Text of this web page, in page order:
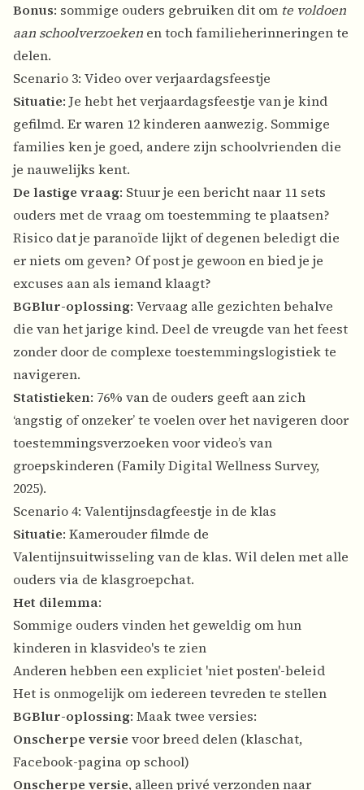
Bonus: sommige ouders gebruiken dit om te voldoen
aan schoolverzoeken en toch familieherinneringen te
delen.
Scenario 3: Video over verjaardagsfeestje
Situatie: Je hebt het verjaardagsfeestje van je kind
gefilmd. Er waren 12 kinderen aanwezig. Sommige
families ken je goed, andere zijn schoolvrienden die
je nauwelijks kent.
De lastige vraag: Stuur je een bericht naar 11 sets
ouders met de vraag om toestemming te plaatsen?
Risico dat je paranoïde lijkt of degenen beledigt die
er niets om geven? Of post je gewoon en bied je je
excuses aan als iemand klaagt?
BGBlur-oplossing: Vervaag alle gezichten behalve
die van het jarige kind. Deel de vreugde van het feest
zonder door de complexe toestemmingslogistiek te
navigeren.
Statistieken: 76% van de ouders geeft aan zich
‘angstig of onzeker’ te voelen over het navigeren door
toestemmingsverzoeken voor video’s van
groepskinderen (Family Digital Wellness Survey,
2025).
Scenario 4: Valentijnsdagfeestje in de klas
Situatie: Kamerouder filmde de
Valentijnsuitwisseling van de klas. Wil delen met alle
ouders via de klasgroepchat.
Het dilemma:
Sommige ouders vinden het geweldig om hun
kinderen in klasvideo's te zien
Anderen hebben een expliciet 'niet posten'-beleid
Het is onmogelijk om iedereen tevreden te stellen
BGBlur-oplossing: Maak twee versies:
Onscherpe versie voor breed delen (klaschat,
Facebook-pagina op school)
Onscherpe versie, alleen privé verzonden naar